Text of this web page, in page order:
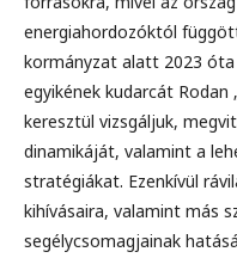
energiahordozóktól
kormányzat alatt 2023
egyikének kudarcát Rodan
keresztül vizsgáljuk,
dinamikáját, valamint a
stratégiákat. Ezenkívül
kihívásaira, valamint más
segélycsomagjainak